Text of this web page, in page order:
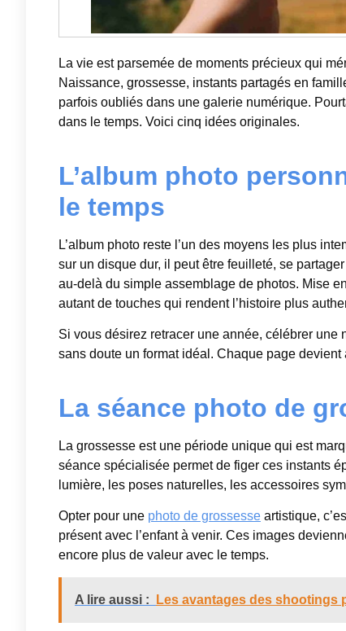
La vie est parsemée de moments précieux qui
Naissance, grossesse, instants partagés en
parfois oubliés dans une galerie numérique.
dans le temps. Voici cinq idées originales.
L’album photo
le temps
L’album photo reste l’un des moyens les plus
sur un disque dur, il peut être feuilleté, se
au-delà du simple assemblage de photos. Mise
autant de touches qui rendent l’histoire plus
Si vous désirez retracer une année, célébrer une
sans doute un format idéal. Chaque page
La séance photo de
La grossesse est une période unique qui est
séance spécialisée permet de figer ces instants
lumière, les poses naturelles, les accessoires
Opter pour une photo de grossesse artistique,
présent avec l’enfant à venir. Ces images
encore plus de valeur avec le temps.
A lire aussi : Les avantages des shootings